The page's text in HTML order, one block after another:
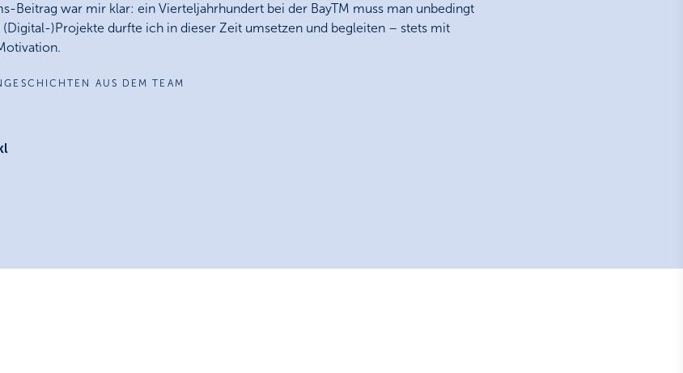
Beitrag war mir klar: ein Vierteljahrhundert bei der BayTM muss man unbedingt
(Digital-)Projekte durfte ich in dieser Zeit umsetzen und begleiten – stets mit
GESCHICHTEN AUS DEM TEAM